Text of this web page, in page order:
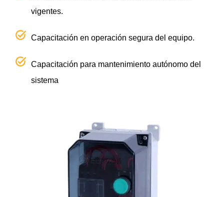
vigentes.
Capacitación en operación segura del equipo.
Capacitación para mantenimiento autónomo del
sistema